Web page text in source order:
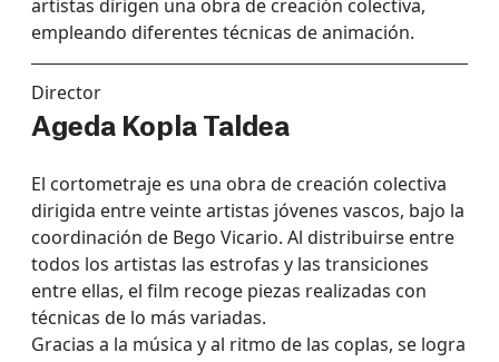
artistas dirigen una obra de creación colectiva,
empleando diferentes técnicas de animación.
Director
Ageda Kopla Taldea
El cortometraje es una obra de creación colectiva
dirigida entre veinte artistas jóvenes vascos, bajo la
coordinación de Bego Vicario. Al distribuirse entre
todos los artistas las estrofas y las transiciones
entre ellas, el film recoge piezas realizadas con
técnicas de lo más variadas.
Gracias a la música y al ritmo de las coplas, se logra